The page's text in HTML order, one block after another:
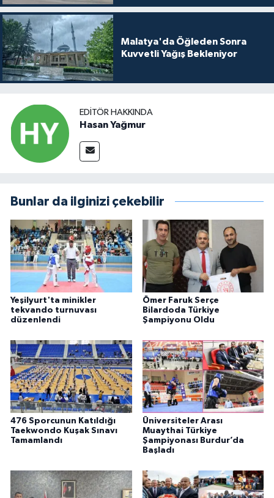
Malatya'da Öğleden Sonra
Kuvvetli Yağış Bekleniyor
EDITÖR HAKKINDA
Hasan Yağmur
Bunlar da ilginizi çekebilir
Yeşilyurt'ta minikler
tekvando turnuvası
düzenlendi
Ömer Faruk Serçe
Bilardoda Türkiye
Şampiyonu Oldu
476 Sporcunun Katıldığı
Taekwondo Kuşak Sınavı
Tamamlandı
Üniversiteler Arası
Muaythai Türkiye
Şampiyonası Burdur’da
Başladı